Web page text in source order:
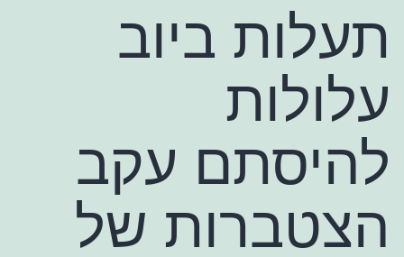
תעלות ביוב
עלולות
להיסתם עקב
הצטברות של